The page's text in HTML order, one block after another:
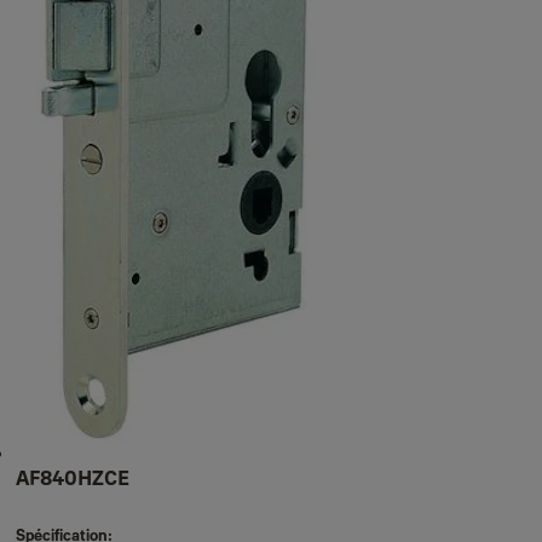
Cylindres électriques et mécaniques
Cylindre HS - K
Cylindre HS-K MODULAIRE
Serrures pour portes coupe-feu
Serrures coupe-feu
Béquilles coupe-feu
Afficher plus
AF840HZCE
Spécification: